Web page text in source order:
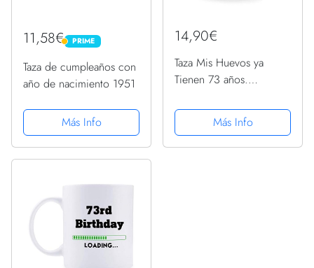
11,58€ PRIME
PRIME
Taza de cumpleaños con
año de nacimiento 1951
Más Info
14,90€
Taza Mis Huevos ya
Tienen 73 años.
Más Info